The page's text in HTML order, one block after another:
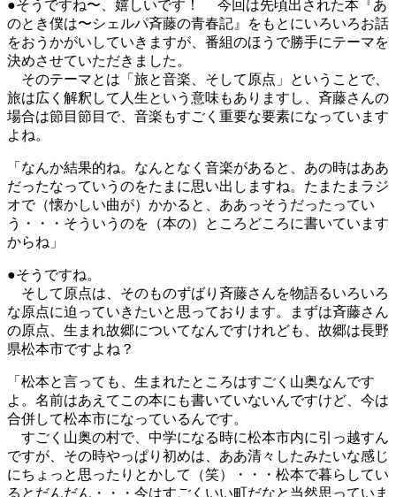
●そうですね〜、嬉しいです！ 今回は先頃出された本『あ
のとき僕は〜シェルパ斉藤の青春記』をもとにいろいろお話
をおうかがいしていきますが、番組のほうで勝手にテーマを
決めさせていただきました。
そのテーマとは「旅と音楽、そして原点」ということで、
旅は広く解釈して人生という意味もありますし、斉藤さんの
場合は節目節目で、音楽もすごく重要な要素になっています
よね。
「なんか結果的ね。なんとなく音楽があると、あの時はああ
だったなっていうのをたまに思い出しますね。たまたまラジ
オで（懐かしい曲が）かかると、ああっそうだったってい
う・・・そういうのを（本の）ところどころに書いています
からね」
●そうですね。
そして原点は、そのものずばり斉藤さんを物語るいろいろ
な原点に迫っていきたいと思っております。まずは斉藤さん
の原点、生まれ故郷についてなんですけれども、故郷は長野
県松本市ですよね？
「松本と言っても、生まれたところはすごく山奥なんです
よ。名前はあえてこの本にも書いていないんですけど、今は
合併して松本市になっているんです。
すごく山奥の村で、中学になる時に松本市内に引っ越すん
ですが、その時やっぱり初めは、ああ清々したみたいな感じ
にちょっと思ったりとかして（笑）・・・松本で暮らしてい
るとだんだん・・・今はすごくいい町だなと当然思っていま